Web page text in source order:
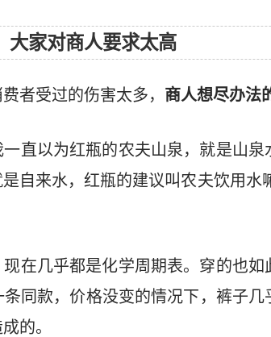
大家对商人要求太高
者受过的伤害太多， 商人想尽办法
直以为红瓶的农夫山泉，就是山
自来水，红瓶的建议叫农夫饮用水
在几乎都是化学周期表。穿的也
同款，价格没变的情况下，裤子
的。